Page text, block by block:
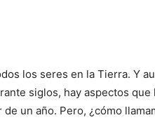
los seres en la Tierra. Y
siglos, hay aspectos que
un año. Pero, ¿cómo